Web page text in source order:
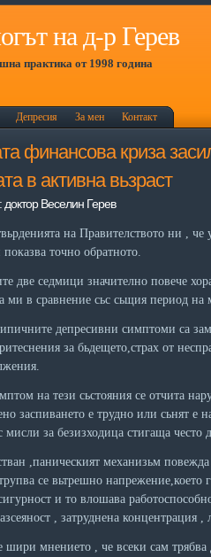
на д-р Герев
практика от 1998 година
Депресия За мен Контакт
финансова криза
в активна вьзраст
доктор Веселин Герев
на Правителството ни , че
точно обратното.
две седмици значително повече
ми в сравнение сьс сьщия период
депресивни симптоми са
за бьдещето,страх от
на тези сьстояния се отчита
заспиването е трудно или сьнят е
мисли за безизходица стигаща често
,паническият механизьм повежда
се вьтрешно напрежение,което
и то влошава
, затруднена концентрация ,
шири мнението , че всеки сам трябва